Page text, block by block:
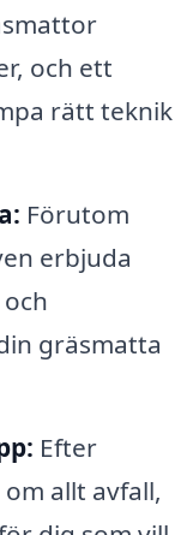
och ett
rätt teknik
Förutom
erbjuda
gräsmatta
Efter
allt avfall,